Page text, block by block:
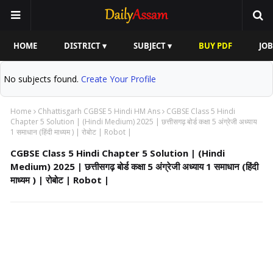
HOME DISTRICT ▾ SUBJECT ▾ BUY PDF
No subjects found. Create Your Profile
Home Chhattisgarh CGBSE 5 Hindi HM Ans
CGBSE Class 5 Hindi
Chapter 5 Solution | (Hindi Medium) 2025 | छत्तीसगढ़ बोर्ड कक्षा 5 अंग्रेजी अध्याय
1 समाधान (हिंदी माध्यम ) | रोबोट | Robot |
CGBSE Class 5 Hindi Chapter 5 Solution | (Hindi
Medium) 2025 | छत्तीसगढ़ बोर्ड कक्षा 5 अंग्रेजी अध्याय 1 समाधान (हिंदी
माध्यम ) | रोबोट | Robot |